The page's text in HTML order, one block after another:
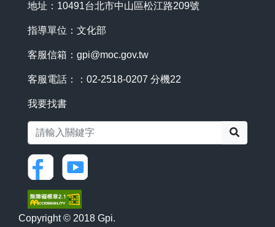
地址：10491台北市中山區松江路209號
指導單位：文化部
客服信箱： gpi@moc.gov.tw
客服電話：：02-2518-0207 分機22
我要找書
Copyright © 2018 Gpi.